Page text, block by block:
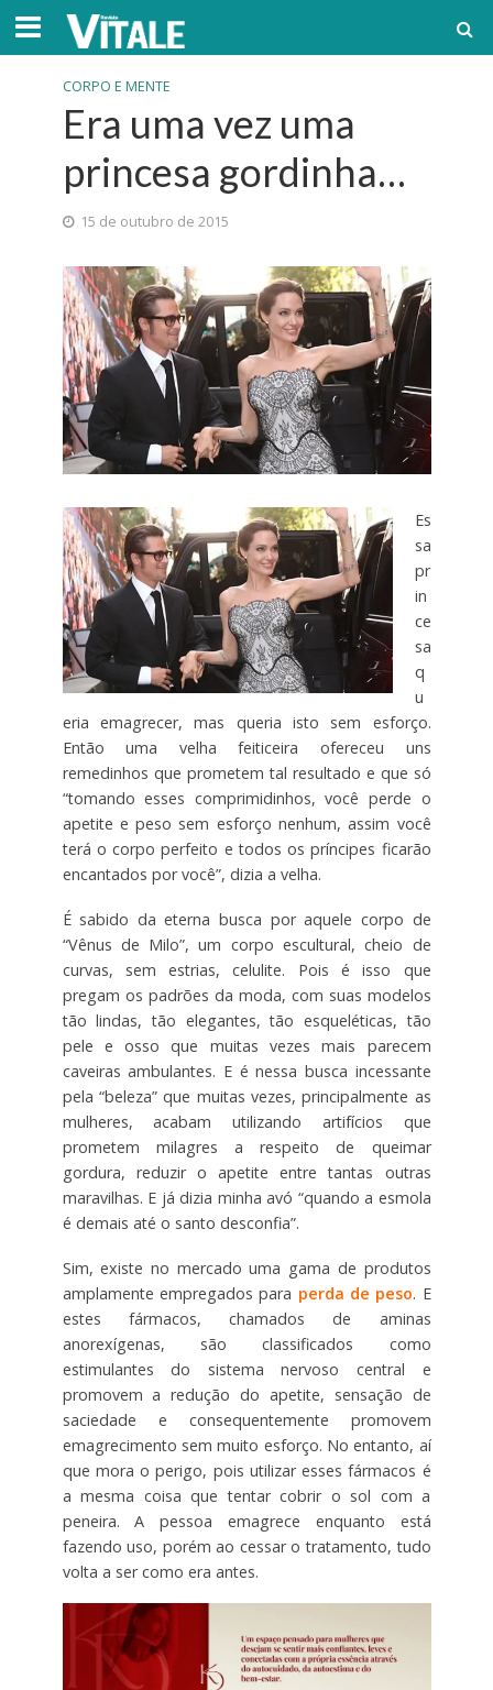
CORPO E MENTE
Era uma vez uma
princesa gordinha…
15 de outubro de 2015
Es
sa
pr
in
ce
sa
q
u
eria emagrecer, mas queria isto sem esforço.
Então uma velha feiticeira ofereceu uns
remedinhos que prometem tal resultado e que só
“tomando esses comprimidinhos, você perde o
apetite e peso sem esforço nenhum, assim você
terá o corpo perfeito e todos os príncipes ficarão
encantados por você”, dizia a velha.
É sabido da eterna busca por aquele corpo de
“Vênus de Milo”, um corpo escultural, cheio de
curvas, sem estrias, celulite. Pois é isso que
pregam os padrões da moda, com suas modelos
tão lindas, tão elegantes, tão esqueléticas, tão
pele e osso que muitas vezes mais parecem
caveiras ambulantes. E é nessa busca incessante
pela “beleza” que muitas vezes, principalmente as
mulheres, acabam utilizando artifícios que
prometem milagres a respeito de queimar
gordura, reduzir o apetite entre tantas outras
maravilhas. E já dizia minha avó “quando a esmola
é demais até o santo desconfia”.
Sim, existe no mercado uma gama de produtos
amplamente empregados para perda de peso. E
estes fármacos, chamados de aminas
anorexígenas, são classificados como
estimulantes do sistema nervoso central e
promovem a redução do apetite, sensação de
saciedade e consequentemente promovem
emagrecimento sem muito esforço. No entanto, aí
que mora o perigo, pois utilizar esses fármacos é
a mesma coisa que tentar cobrir o sol com a
peneira. A pessoa emagrece enquanto está
fazendo uso, porém ao cessar o tratamento, tudo
volta a ser como era antes.